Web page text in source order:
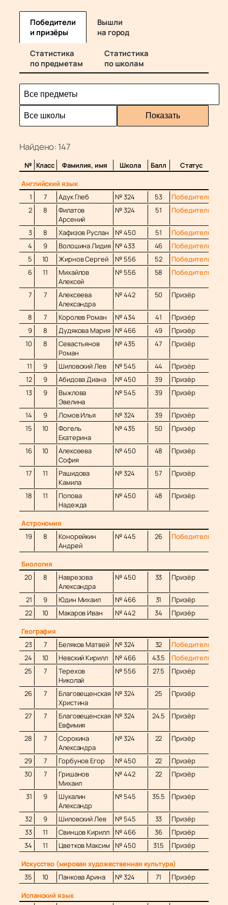
Победители
и призёры
Вышли
на город
Статистика
по предметам
Статистика
по школам
Показать
Найдено: 147
№ Класс Фамилия, имя Школа Балл
Статус
Английский язык
1
7 Адук Глеб № 324 53
Победитель
2
8
Филатов
Арсений
№ 324 51 Победитель
3 8 Хафизов Руслан № 450 51
Победитель
4
9 Волошина Лидия № 433 46
Победитель
5
10 Жирнов Сергей № 556 52
Победитель
6
11
Михайлов
Алексей
№ 556 58 Победитель
7 7
Алексеева
Александра
№ 442 50 Призёр
8 7 Королев Роман № 434 41
Призёр
9
8 Дудякова Мария № 466 49
Призёр
10
8
Севастьянов
Роман
№ 435 47 Призёр
11 9 Шиловский Лев № 545 44
Призёр
12
9 Абидова Диана № 450 39
Призёр
13
9
Выжлова
Эвелина
№ 545 39 Призёр
14 9 Ломов Илья № 324 39
Призёр
15
10
Фогель
Екатерина
№ 435 50 Призёр
16 10
Алексеева
София
№ 450 48 Призёр
17 11
Рашидова
Камила
№ 324 57 Призёр
18 11
Попова
Надежда
№ 450 48 Призёр
Астрономия
19
8
Конорейкин
Андрей
№ 445 26 Победитель
Биология
20
8
Наврезова
Александра
№ 450 33 Призёр
21 9 Юдин Михаил № 466 31
Призёр
22
10 Макаров Иван № 442 34
Призёр
География
23
7 Беляков Матвей № 324 32
Победитель
24
10 Невский Кирилл № 466 43.5
Победитель
25
7
Терехов
Николай
№ 556 27.5 Призёр
26 7
Благовещенская
Христина
№ 324 25 Призёр
27 7
Благовещенская
Евфимия
№ 324 24.5 Призёр
28 7
Сорокина
Александра
№ 324 22 Призёр
29 7 Горбунов Егор № 450 22
Призёр
30
7
Гришанов
Михаил
№ 442 22 Призёр
31 9
Шукалин
Александр
№ 545 35.5 Призёр
32 9 Шиловский Лев № 545 33
Призёр
33
11 Свинцов Кирилл № 466 36
Призёр
34
11 Цветков Максим № 450 31.5
Призёр
Искусство (мировая художественная культура)
35
10 Панкова Арина № 324 71
Призёр
Испанский язык